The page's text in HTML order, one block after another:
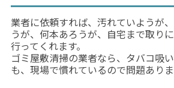
業者に依頼すれば、汚れていようが
うが、何本あろうが、自宅まで取り
行ってくれます。
ゴミ屋敷清掃の業者なら、タバコ吸
も、現場で慣れているので問題ありま